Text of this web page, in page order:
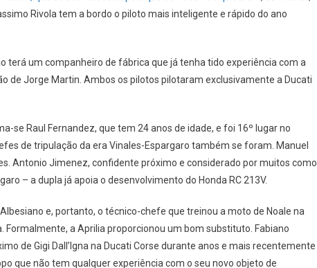
Rivola tem a bordo o piloto mais inteligente e rápido do ano
terá um companheiro de fábrica que já tenha tido experiência com a
de Jorge Martin. Ambos os pilotos pilotaram exclusivamente a Ducati
se Raul Fernandez, que tem 24 anos de idade, e foi 16º lugar no
de tripulação da era Vinales-Espargaro também se foram. Manuel
Antonio Jimenez, confidente próximo e considerado por muitos como
– a dupla já apoia o desenvolvimento do Honda RC 213V.
e, portanto, o técnico-chefe que treinou a moto de Noale na
a Aprilia proporcionou um bom substituto. Fabiano
de Gigi Dall’Igna na Ducati Corse durante anos e mais recentemente
que não tem qualquer experiência com o seu novo objeto de